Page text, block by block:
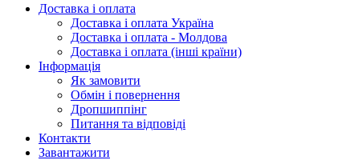
Доставка і оплата
Доставка і оплата Україна
Доставка і оплата - Молдова
Доставка і оплата (інші країни)
Інформація
Як замовити
Обмін і повернення
Дропшиппінг
Питання та відповіді
Контакти
Завантажити